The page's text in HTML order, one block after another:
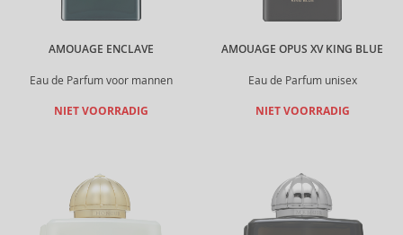
AMOUAGE ENCLAVE
Eau de Parfum voor mannen
NIET VOORRADIG
AMOUAGE OPUS XV KING BLUE
Eau de Parfum unisex
NIET VOORRADIG